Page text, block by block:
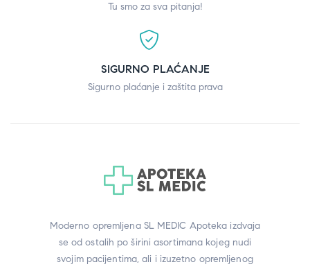
Tu smo za sva pitanja!
SIGURNO PLAĆANJE
Sigurno plaćanje i zaštita prava
Moderno opremljena SL MEDIC Apoteka izdvaja
se od ostalih po širini asortimana kojeg nudi
svojim pacijentima, ali i izuzetno opremljenog